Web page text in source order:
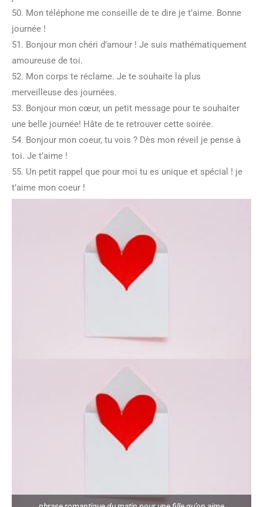
50. Mon téléphone me conseille de te dire je t’aime. Bonne
journée !
51. Bonjour mon chéri d’amour ! Je suis mathématiquement
amoureuse de toi.
52. Mon corps te réclame. Je te souhaite la plus
merveilleuse des journées.
53. Bonjour mon cœur, un petit message pour te souhaiter
une belle journée! Hâte de te retrouver cette soirée.
54. Bonjour mon coeur, tu vois ? Dès mon réveil je pense à
toi. Je t’aime !
55. Un petit rappel que pour moi tu es unique et spécial ! je
t’aime mon coeur !